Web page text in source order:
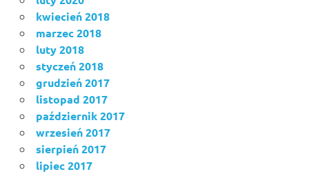
kwiecień 2018
marzec 2018
luty 2018
styczeń 2018
grudzień 2017
listopad 2017
październik 2017
wrzesień 2017
sierpień 2017
lipiec 2017